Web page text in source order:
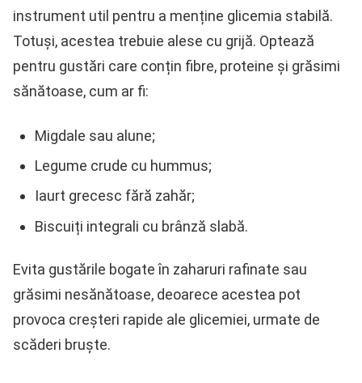
instrument util pentru a menține glicemia stabilă.
Totuși, acestea trebuie alese cu grijă. Optează
pentru gustări care conțin fibre, proteine și grăsimi
sănătoase, cum ar fi:
Migdale sau alune;
Legume crude cu hummus;
Iaurt grecesc fără zahăr;
Biscuiți integrali cu brânză slabă.
Evita gustările bogate în zaharuri rafinate sau
grăsimi nesănătoase, deoarece acestea pot
provoca creșteri rapide ale glicemiei, urmate de
scăderi bruște.